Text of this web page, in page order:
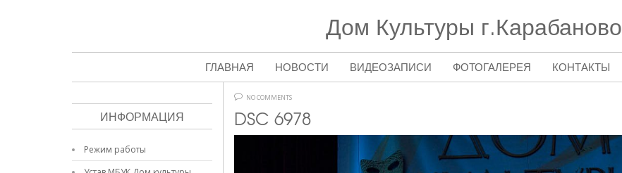
Дом Культуры г.Карабаново
ГЛАВНАЯ НОВОСТИ ВИДЕОЗАПИСИ ФОТОГАЛЕРЕЯ КОНТАКТЫ
NO COMMENTS
DSC 6978
ИНФОРМАЦИЯ
Режим работы